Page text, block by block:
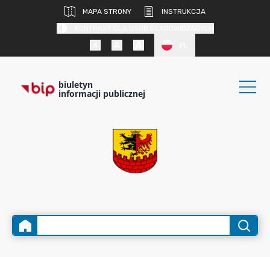
MAPA STRONY
INSTRUKCJA
biuletyn
informacji publicznej